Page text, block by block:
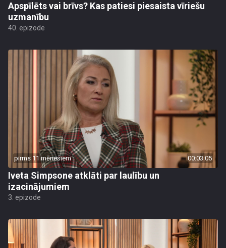
Apspīlēts vai brīvs? Kas patiesi piesaista vīriešu
uzmanību
40. epizode
pirms 11 mēnešiem 00:03:05
Iveta Simpsone atklāti par laulību un
izacinājumiem
3. epizode